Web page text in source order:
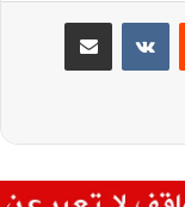
مشاركة عبر البريد